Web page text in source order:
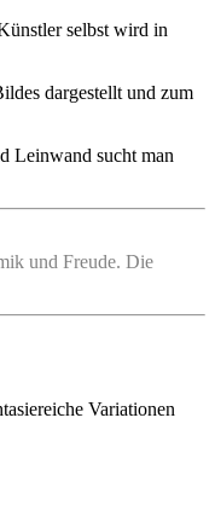
selbst wird in
dargestellt und zum
Leinwand sucht man
und Freude. Die
Variationen